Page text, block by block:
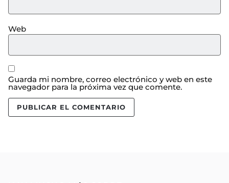
Web
Guarda mi nombre, correo electrónico y web en este
navegador para la próxima vez que comente.